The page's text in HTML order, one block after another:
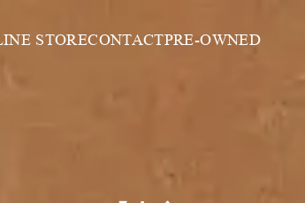
STORECONTACTPRE-OWNED